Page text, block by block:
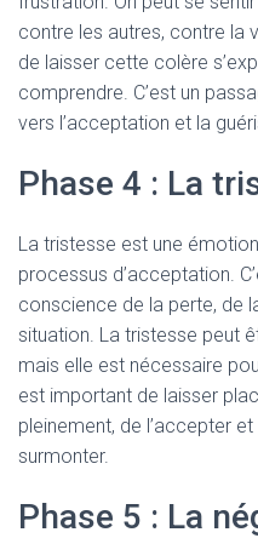
contre les autres, contre la
de laisser cette colère
comprendre. C’est un
vers l’acceptation et la
Phase 4 : La
La tristesse est une
processus d’acceptation.
conscience de la perte, de
situation. La tristesse peut
mais elle est nécessaire
est important de laisser
pleinement, de l’accepter
surmonter.
Phase 5 : La